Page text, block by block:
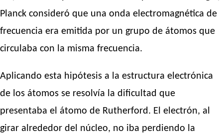
Planck consideró que una onda electromagnética de
frecuencia era emitida por un grupo de átomos que
circulaba con la misma frecuencia.
Aplicando esta hipótesis a la estructura electrónica
de los átomos se resolvía la dificultad que
presentaba el átomo de Rutherford. El electrón, al
girar alrededor del núcleo, no iba perdiendo la